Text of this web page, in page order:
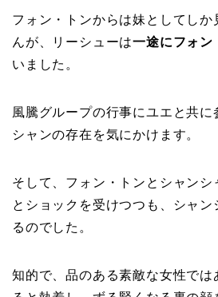
フォン・トンからは妹としてしか
んが、リーシューは一途にフォン
いました。
風騰グループの行事にユエと共に
シャンの存在を気にかけます。
そして、フォン・トンとシャンシ
とショックを受けつつも、シャン
るのでした。
知的で、品のある素敵な女性では